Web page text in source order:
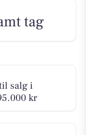
tag
salg i
kr